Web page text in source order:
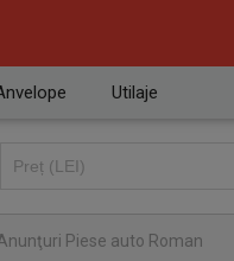
Utilaje
Piese auto Roman